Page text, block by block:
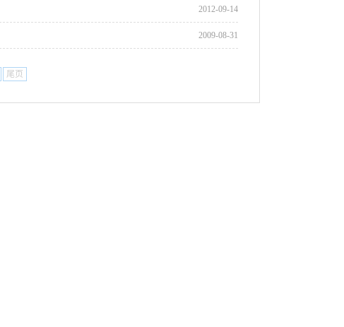
2012-09-14
2009-08-31
尾页